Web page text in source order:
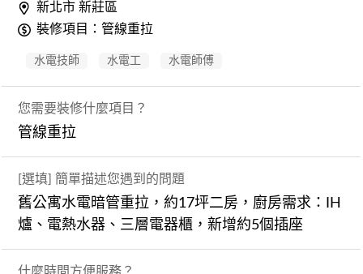
新北市 新莊區
裝修項目：管線重拉
水電技師 水電工 水電師傅
您需要裝修什麼項目？
管線重拉
[選填] 簡單描述您遇到的問題
舊公寓水電暗管重拉，約17坪二房，廚房需求：IH
爐、電熱水器、三層電器櫃，新增約5個插座